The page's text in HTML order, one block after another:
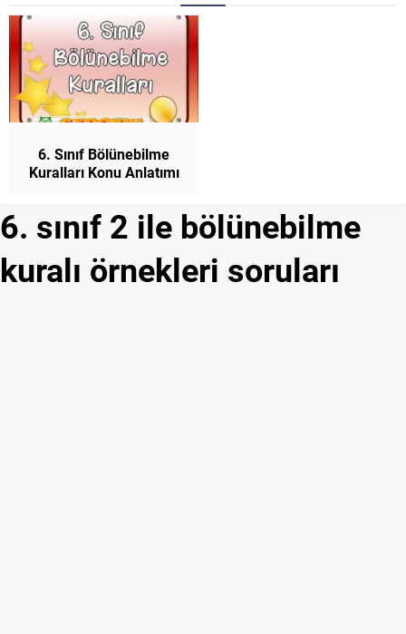
6. Sınıf Bölünebilme
Kuralları Konu Anlatımı
6. sınıf 2 ile bölünebilme
kuralı örnekleri soruları